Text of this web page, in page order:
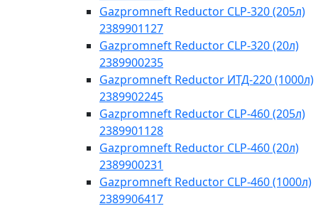
Gazpromneft Reductor CLP-320 (205л)
2389901127
Gazpromneft Reductor CLP-320 (20л)
2389900235
Gazpromneft Reductor ИТД-220 (1000л)
2389902245
Gazpromneft Reductor CLP-460 (205л)
2389901128
Gazpromneft Reductor CLP-460 (20л)
2389900231
Gazpromneft Reductor CLP-460 (1000л)
2389906417